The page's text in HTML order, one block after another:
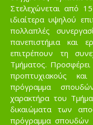
Στελεχώνεται από
ιδιαίτερα υψηλού
πολλαπλές
πανεπιστήμια και
επιτρέπουν τη
Τμήματος.
προπτυχιακούς
πρόγραμμα
χαρακτήρα του
δικαιώματα των
πρόγραμμα σπουδών